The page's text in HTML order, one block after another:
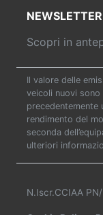
NEWSLETTER
Scopri in
Il valore delle
veicoli nuovi
rendimento del
seconda
ulteriori
N.Iscr.CCIAA